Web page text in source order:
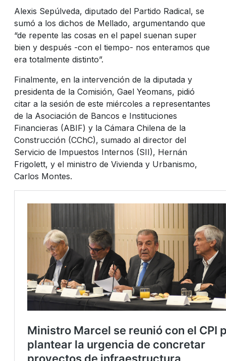
Alexis Sepúlveda, diputado del Partido Radical, se
sumó a los dichos de Mellado, argumentando que
“de repente las cosas en el papel suenan super
bien y después -con el tiempo- nos enteramos que
era totalmente distinto”.
Finalmente, en la intervención de la diputada y
presidenta de la Comisión, Gael Yeomans, pidió
citar a la sesión de este miércoles a representantes
de la Asociación de Bancos e Instituciones
Financieras (ABIF) y la Cámara Chilena de la
Construcción (CChC), sumado al director del
Servicio de Impuestos Internos (SII), Hernán
Frigolett, y el ministro de Vivienda y Urbanismo,
Carlos Montes.